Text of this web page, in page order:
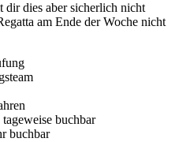
dir dies aber sicherlich nicht
am Ende der Woche nicht
buchbar
buchbar